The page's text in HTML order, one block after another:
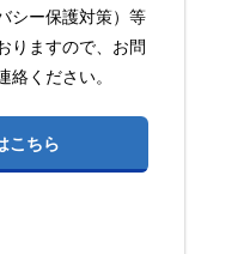
シー保護対策）等
りますので、お問
絡ください。
こちら